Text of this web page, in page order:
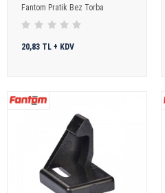
Fantom Pratik Bez Torba
20,83 TL + KDV